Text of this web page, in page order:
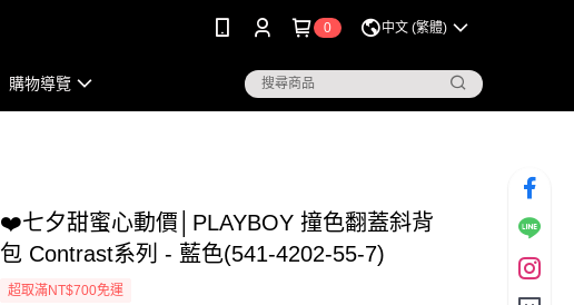
0 中文 (繁體)
購物導覽
❤️七夕甜蜜心動價│PLAYBOY 撞色翻蓋斜背
包 Contrast系列 - 藍色(541-4202-55-7)
超取滿NT$700免運